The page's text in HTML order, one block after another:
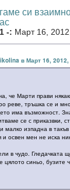
си
-: Март 16,
в Март 16,
че Марти прави
реве, тръшка се и
има възможност.
се с приказвки,
малко изпадна в
и освен мен не иска
в чудо. Гледачката
цялото синьо, бузите